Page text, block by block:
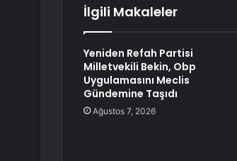
İlgili Makaleler
Yeniden Refah Partisi
Milletvekili Bekin, Obp
Uygulamasını Meclis
Gündemine Taşıdı
Ağustos 7, 2026